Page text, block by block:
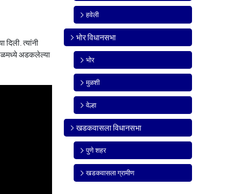
त्यांनी
अडकलेल्या
हवेली
भोर विधानसभा
भोर
मुळशी
वेल्हा
खडकवासला विधानसभा
पुणे शहर
खडकवासला ग्रामीण